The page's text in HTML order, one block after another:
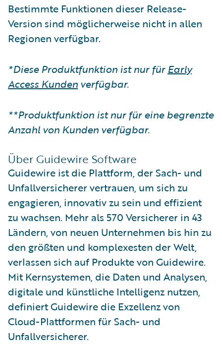
Bestimmte Funktionen dieser Release-
Version sind möglicherweise nicht in allen
Regionen verfügbar.
*Diese Produktfunktion ist nur für Early
Access Kunden verfügbar.
**Produktfunktion ist nur für eine begrenzte
Anzahl von Kunden verfügbar.
Über Guidewire Software
Guidewire ist die Plattform, der Sach- und
Unfallversicherer vertrauen, um sich zu
engagieren, innovativ zu sein und effizient
zu wachsen. Mehr als 570 Versicherer in 43
Ländern, von neuen Unternehmen bis hin zu
den größten und komplexesten der Welt,
verlassen sich auf Produkte von Guidewire.
Mit Kernsystemen, die Daten und Analysen,
digitale und künstliche Intelligenz nutzen,
definiert Guidewire die Exzellenz von
Cloud-Plattformen für Sach- und
Unfallversicherer.